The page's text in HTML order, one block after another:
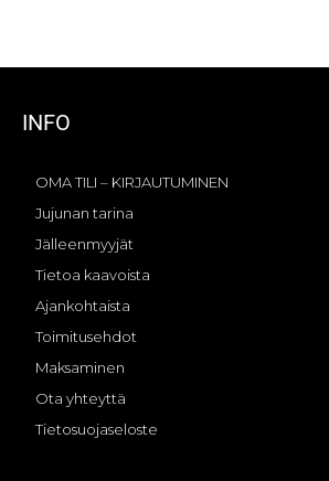
INFO
OMA TILI – KIRJAUTUMINEN
Jujunan tarina
Jälleenmyyjät
Tietoa kaavoista
Ajankohtaista
Toimitusehdot
Maksaminen
Ota yhteyttä
Tietosuojaseloste